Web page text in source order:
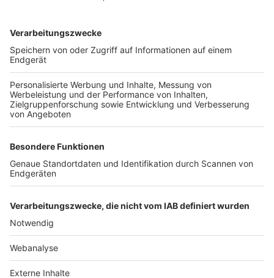
TOP-VEREINE
TOP-PARTNER
Nutzungsbedingungen Datenschutz Impressum